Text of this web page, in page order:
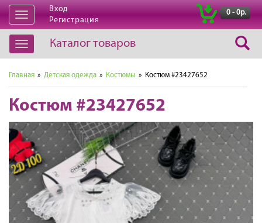
Открыть
навигацию
Вход
Регистрация
0 - 0р.
Открыть
навигацию
Каталог товаров
Главная » Детская одежда » Костюмы » Костюм #23427652
Костюм #23427652